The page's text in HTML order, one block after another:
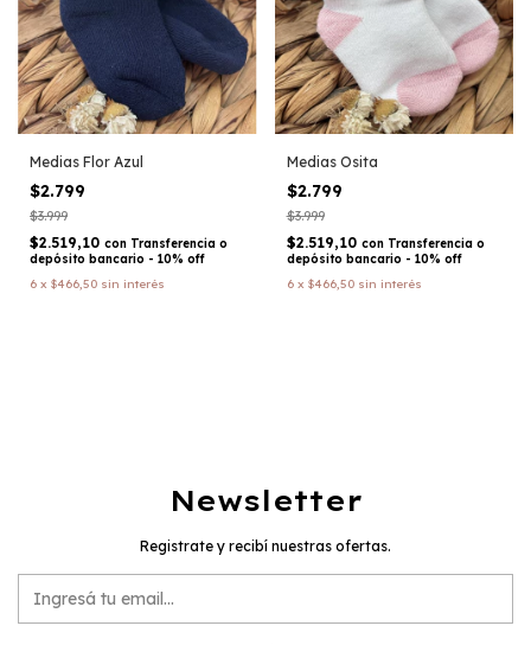
Medias Flor Azul
$2.799
$3.999
$2.519,10 con Transferencia o
depósito bancario - 10% off
6 x $466,50 sin interés
Medias Osita
$2.799
$3.999
$2.519,10 con Transferencia o
depósito bancario - 10% off
6 x $466,50 sin interés
Newsletter
Registrate y recibí nuestras ofertas.